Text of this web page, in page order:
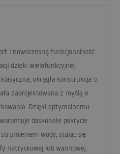
i nowoczesną funkcjonalność
dzięki wielofunkcyjnej
okrągła konstrukcja o
zaprojektowana z myślą o
Dzięki optymalnemu
doskonałe pokrycie
wody, stając się
natryskowej lub wannowej.